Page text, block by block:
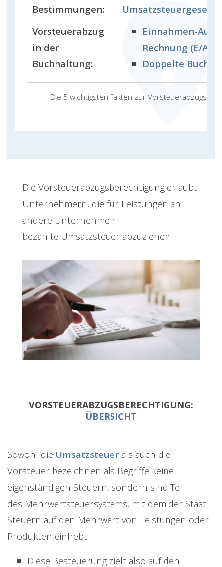
Die 5 wichtigsten Fakten zur
Bestimmungen:
Umsatzsteuergesetz
Vorsteuerabzug
in der
Buchhaltung:
Einnahmen-
Rechnung (E/A)
Doppelte
Die Vorsteuerabzugsberechtigung erlaubt
Unternehmern, die für Leistungen an
andere Unternehmen
bezahlte Umsatzsteuer abzuziehen.
VORSTEUERABZUGSBERECHTIGUNG:
ÜBERSICHT
Sowohl die Umsatzsteuer als auch die
Vorsteuer bezeichnen als Begriffe keine
eigenständigen Steuern, sondern sind Teil
des Mehrwertsteuersystems, mit dem der Staat
Steuern auf den Mehrwert von Leistungen oder
Produkten einhebt.
Diese Besteuerung zielt also auf den